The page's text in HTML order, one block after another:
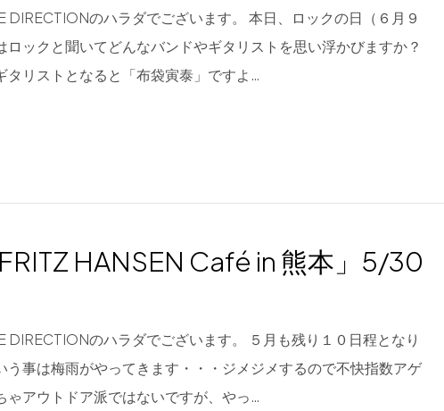
DIRECTIONのハラダでございます。 本日、ロックの日（６月９
ロックと聞いてどんなバンドやギタリストを思い浮かびますか？
タリストとなると「布袋寅泰」ですよ…
HANSEN Café in 熊本」5/30
DIRECTIONのハラダでございます。 ５月も残り１０日程となり
う事は梅雨がやってきます・・・ジメジメするので不快指数アゲ
ゃアウトドア派ではないですが、やっ…